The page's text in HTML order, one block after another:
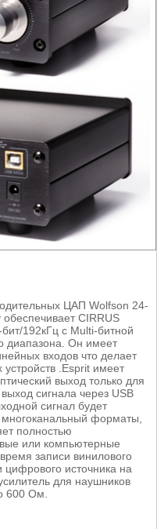
ЦАП Wolfson 24-
CIRRUS
192кГц с Multi-битной
диапазона. Он имеет
входов что делает
.Esprit имеет
выход только для
сигнала через USB
сигнал будет
форматы,
полностью
или компьютерные
записи винилового
цифрового источника на
для наушников
600 Ом.